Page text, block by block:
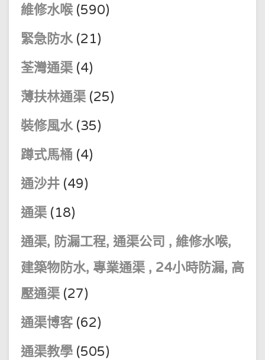
維修水喉 (590)
緊急防水(21)
荃灣通渠 (4)
薄扶林通渠 (25)
裝修風水(35)
蹲式馬桶 (4)
通沙井 (49)
通渠 (18)
通渠, 防漏工程, 通渠公司 , 維修水喉,
建築物防水, 專業通渠 , 24小時防漏, 高
壓通渠 (27)
通渠博客(62)
通渠教學 (505)